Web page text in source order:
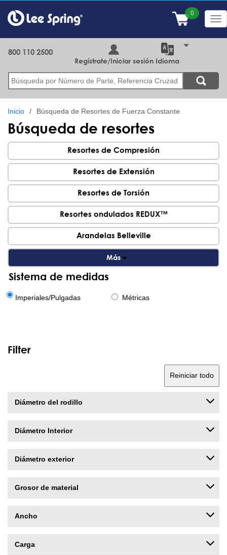
contenido
principal
Buscar
800 110 2500
Regístrate/Iniciar sesiónIdioma
Inicio Búsqueda de Resortes de Fuerza Constante
Búsqueda de resortes
Resortes de Compresión
Resortes de Extensión
Resortes de Torsión
Resortes ondulados REDUX™
Arandelas Belleville
Más
Sistema de medidas
Imperiales/Pulgadas Métricas
Filter
Reiniciar todo
Diámetro del rodillo
Diámetro Interior
Diámetro exterior
Grosor de material
Ancho
Carga